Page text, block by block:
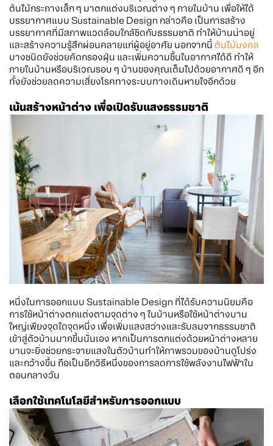
ต้นไม้กระถางเล็ก ๆ มาตกแต่งบริเวณต่าง ๆ ภายในบ้าน เพื่อให้ได้
บรรยากาศแบบ Sustainable Design กล่าวคือ เป็นการสร้าง
บรรยากาศที่มีสภาพแวดล้อมใกล้ชิดกับธรรมชาติ ทำให้บ้านน่าอยู่
และสร้างความรู้สึกผ่อนคลายแก่ผู้อยู่อาศัย นอกจากนี้ ต้นไม้มงคล
บางชนิดยังช่วยคัดกรองฝุ่น และเพิ่มความชื้นในอากาศได้ดี ทำให้
ภายในบ้านหรือบริเวณรอบ ๆ บ้านของคุณเต็มไปด้วยอากาศดี ๆ อีก
ทั้งยังช่วยลดความเสี่ยงโรคทางระบบทางเดินหายใจอีกด้วย
เน้นสร้างหน้าต่าง เพื่อเปิดรับแสงธรรมชาติ
หนึ่งในการออกแบบ Sustainable Design ที่ได้รับความนิยมคือ
การใช้หน้าต่างตกแต่งตามจุดต่าง ๆ ในบ้านหรือใช้หน้าต่างบาน
ใหญ่เพียงจุดใดจุดหนึ่ง เพื่อเพิ่มแสงสว่างและรับลมจากธรรมชาติ
เข้าสู่ตัวบ้านมากขึ้นนั่นเอง หากเป็นการตกแต่งด้วยหน้าต่างหลาย
บานจะยิ่งช่วยกระจายแสงในตัวบ้านทำให้ภาพรวมของบ้านดูโปร่ง
และกว้างขึ้น ถือเป็นอีกวิธีหนึ่งของการลดการใช้พลังงานไฟฟ้าใน
ตอนกลางวัน
เลือกใช้เทคโนโลยีสำหรับการออกแบบ